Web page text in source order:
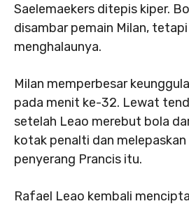
Saelemaekers ditepis kiper.
disambar pemain Milan,
menghalaunya.
Milan memperbesar
pada menit ke-32. Lewat
setelah Leao merebut bola
kotak penalti dan melepaskan
penyerang Prancis itu.
Rafael Leao kembali